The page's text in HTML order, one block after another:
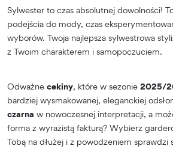
Sylwester to czas absolutnej dowolności!
podejścia do mody, czas
wyborów. Twoja najlepsza sylwestrowa
z Twoim charakterem i samopoczuciem.
Odważne cekiny, które w sezonie 2025/
bardziej wysmakowanej, eleganckiej
czarna w nowoczesnej interpretacji, a
forma z wyrazistą fakturą? Wybierz
Tobą na dłużej i z powodzeniem sprawdzi